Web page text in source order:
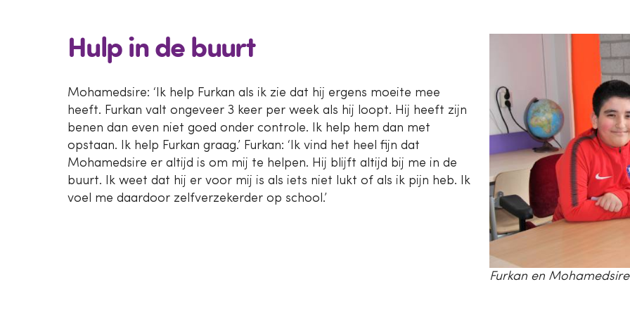
Hulp in de buurt
Mohamedsire: ‘Ik help Furkan als ik zie dat hij ergens moeite mee
heeft. Furkan valt ongeveer 3 keer per week als hij loopt. Hij heeft zijn
benen dan even niet goed onder controle. Ik help hem dan met
opstaan. Ik help Furkan graag.’ Furkan: ‘Ik vind het heel fijn dat
Mohamedsire er altijd is om mij te helpen. Hij blijft altijd bij me in de
buurt. Ik weet dat hij er voor mij is als iets niet lukt of als ik pijn heb. Ik
voel me daardoor zelfverzekerder op school.’
Furkan en